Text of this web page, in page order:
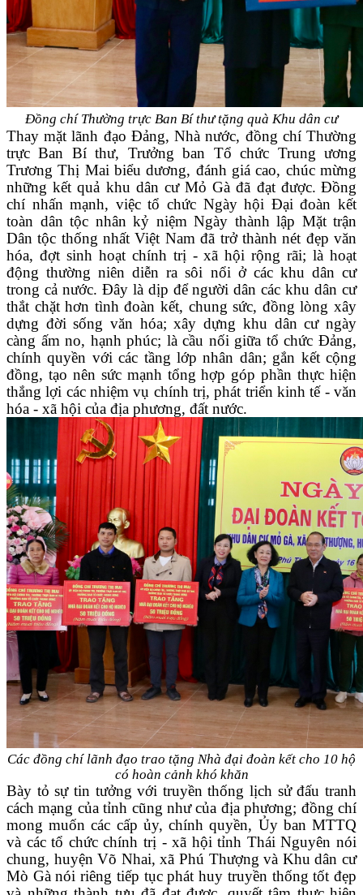
Đồng chí Thường trực Ban Bí thư tặng quà Khu dân cư
Thay mặt lãnh đạo Đảng, Nhà nước, đồng chí Thường
trực Ban Bí thư, Trưởng ban Tổ chức Trung ương
Trương Thị Mai biểu dương, đánh giá cao, chúc mừng
những kết quả khu dân cư Mỏ Gà đã đạt được. Đồng
chí nhấn mạnh, việc tổ chức Ngày hội Đại đoàn kết
toàn dân tộc nhân kỷ niệm Ngày thành lập Mặt trận
Dân tộc thống nhất Việt Nam đã trở thành nét đẹp văn
hóa, đợt sinh hoạt chính trị - xã hội rộng rãi; là hoạt
động thường niên diễn ra sôi nổi ở các khu dân cư
trong cả nước. Đây là dịp để người dân các khu dân cư
thắt chặt hơn tình đoàn kết, chung sức, đồng lòng xây
dựng đời sống văn hóa; xây dựng khu dân cư ngày
càng ấm no, hạnh phúc; là cầu nối giữa tổ chức Đảng,
chính quyền với các tầng lớp nhân dân; gắn kết cộng
đồng, tạo nên sức mạnh tổng hợp góp phần thực hiện
thắng lợi các nhiệm vụ chính trị, phát triển kinh tế - văn
hóa - xã hội của địa phương, đất nước.
Các đồng chí lãnh đạo trao tặng Nhà đại đoàn kết cho 10 hộ
có hoàn cảnh khó khăn
Bày tỏ sự tin tưởng với truyền thống lịch sử đấu tranh
cách mạng của tỉnh cũng như của địa phương; đồng chí
mong muốn các cấp ủy, chính quyền, Ủy ban MTTQ
và các tổ chức chính trị - xã hội tỉnh Thái Nguyên nói
chung, huyện Võ Nhai, xã Phú Thượng và Khu dân cư
Mò Gà nói riêng tiếp tục phát huy truyền thống tốt đẹp